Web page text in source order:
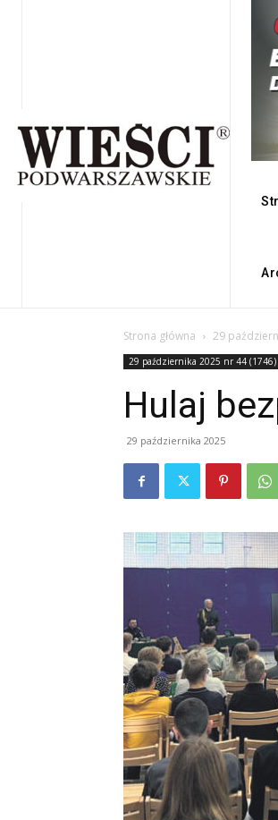
Strona główna 29
29 października 2025 nr 44 (1746)
Hulaj
29 października 2025